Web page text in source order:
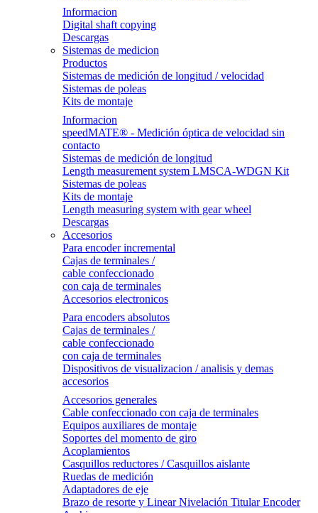
Informacion
Digital shaft copying
Descargas
Sistemas de medicion
Productos
Sistemas de medición de longitud / velocidad
Sistemas de poleas
Kits de montaje
Informacion
speedMATE® - Medición óptica de velocidad sin
contacto
Sistemas de medición de longitud
Length measurement system LMSCA-WDGN Kit
Sistemas de poleas
Kits de montaje
Length measuring system with gear wheel
Descargas
Accesorios
Para encoder incremental
Cajas de terminales /
cable confeccionado
con caja de terminales
Accesorios electronicos
Para encoders absolutos
Cajas de terminales /
cable confeccionado
con caja de terminales
Dispositivos de visualizacion / analisis y demas
accesorios
Accesorios generales
Cable confeccionado con caja de terminales
Equipos auxiliares de montaje
Soportes del momento de giro
Acoplamientos
Casquillos reductores / Casquillos aislante
Ruedas de medición
Adaptadores de eje
Brazo de resorte y Linear Nivelación Titular Encoder